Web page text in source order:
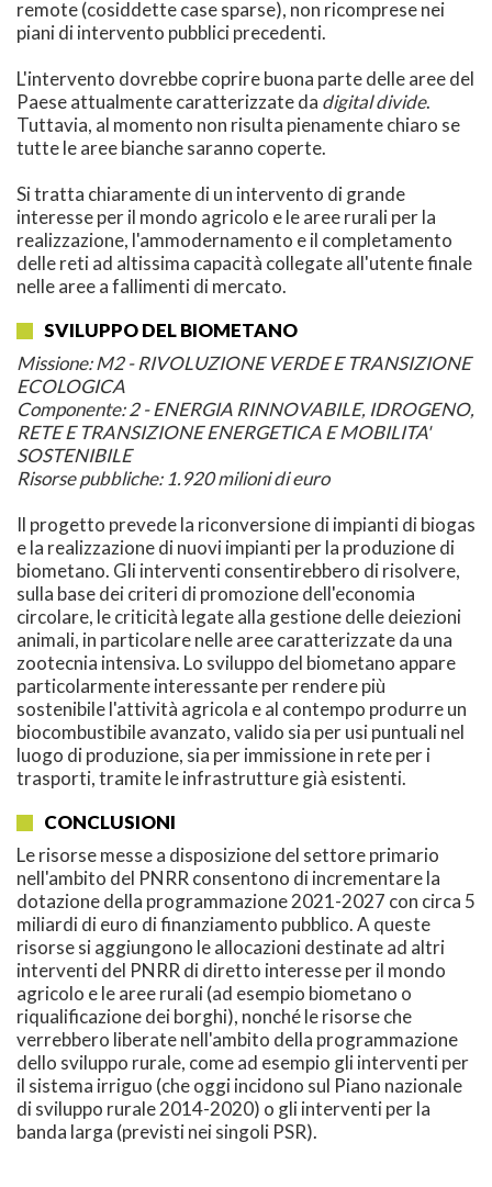
remote (cosiddette case sparse), non ricomprese nei
piani di intervento pubblici precedenti.
L'intervento dovrebbe coprire buona parte delle aree del
Paese attualmente caratterizzate da digital divide.
Tuttavia, al momento non risulta pienamente chiaro se
tutte le aree bianche saranno coperte.
Si tratta chiaramente di un intervento di grande
interesse per il mondo agricolo e le aree rurali per la
realizzazione, l'ammodernamento e il completamento
delle reti ad altissima capacità collegate all'utente finale
nelle aree a fallimenti di mercato.
SVILUPPO DEL BIOMETANO
Missione: M2 - RIVOLUZIONE VERDE E TRANSIZIONE
ECOLOGICA
Componente: 2 - ENERGIA RINNOVABILE, IDROGENO,
RETE E TRANSIZIONE ENERGETICA E MOBILITA'
SOSTENIBILE
Risorse pubbliche: 1.920 milioni di euro
Il progetto prevede la riconversione di impianti di biogas
e la realizzazione di nuovi impianti per la produzione di
biometano. Gli interventi consentirebbero di risolvere,
sulla base dei criteri di promozione dell'economia
circolare, le criticità legate alla gestione delle deiezioni
animali, in particolare nelle aree caratterizzate da una
zootecnia intensiva. Lo sviluppo del biometano appare
particolarmente interessante per rendere più
sostenibile l'attività agricola e al contempo produrre un
biocombustibile avanzato, valido sia per usi puntuali nel
luogo di produzione, sia per immissione in rete per i
trasporti, tramite le infrastrutture già esistenti.
CONCLUSIONI
Le risorse messe a disposizione del settore primario
nell'ambito del PNRR consentono di incrementare la
dotazione della programmazione 2021-2027 con circa 5
miliardi di euro di finanziamento pubblico. A queste
risorse si aggiungono le allocazioni destinate ad altri
interventi del PNRR di diretto interesse per il mondo
agricolo e le aree rurali (ad esempio biometano o
riqualificazione dei borghi), nonché le risorse che
verrebbero liberate nell'ambito della programmazione
dello sviluppo rurale, come ad esempio gli interventi per
il sistema irriguo (che oggi incidono sul Piano nazionale
di sviluppo rurale 2014-2020) o gli interventi per la
banda larga (previsti nei singoli PSR).